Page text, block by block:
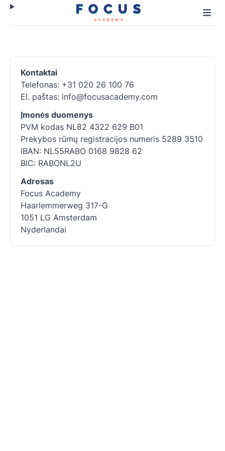
Kontaktai
Telefonas: +31 020 26 100 76
El. paštas: info@focusacademy.com
Įmonės duomenys
PVM kodas NL82 4322 629 B01
Prekybos rūmų registracijos numeris 5289 3510
IBAN: NL55RABO 0168 9828 62
BIC: RABONL2U
Adresas
Focus Academy
Haarlemmerweg 317-G
1051 LG Amsterdam
Nyderlandai